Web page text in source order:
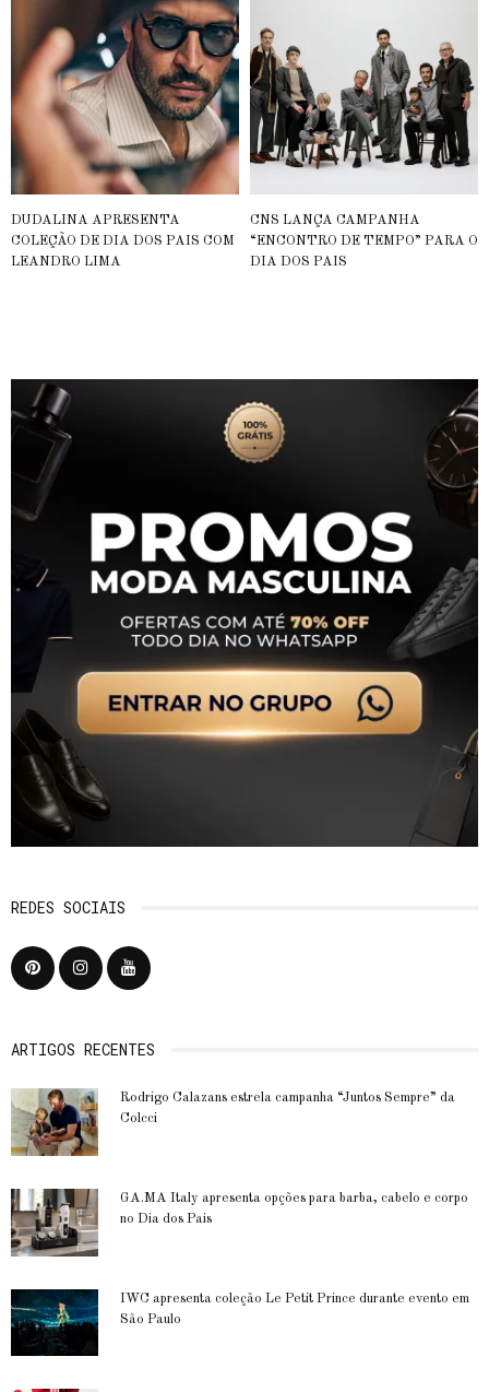
DUDALINA APRESENTA
COLEÇÃO DE DIA DOS PAIS COM
LEANDRO LIMA
CNS LANÇA CAMPANHA
“ENCONTRO DE TEMPO” PARA O
DIA DOS PAIS
REDES SOCIAIS
ARTIGOS RECENTES
Rodrigo Calazans estrela campanha “Juntos Sempre” da
Colcci
GA.MA Italy apresenta opções para barba, cabelo e corpo
no Dia dos Pais
IWC apresenta coleção Le Petit Prince durante evento em
São Paulo